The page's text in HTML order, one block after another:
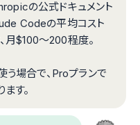
の公式ドキュメント
Codeの平均コスト
月$100〜200程度。
場合で、Proプランで
す。